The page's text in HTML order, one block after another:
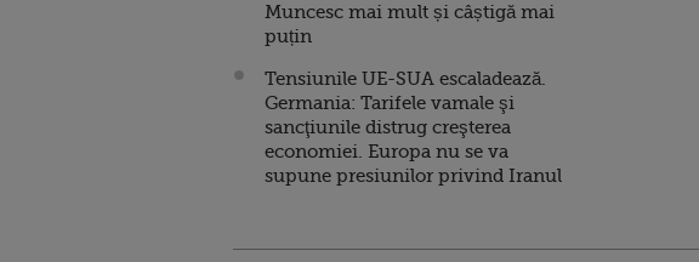
Muncesc mai mult și câștigă mai
puțin
Tensiunile UE-SUA escaladează.
Germania: Tarifele vamale şi
sancţiunile distrug creşterea
economiei. Europa nu se va
supune presiunilor privind Iranul